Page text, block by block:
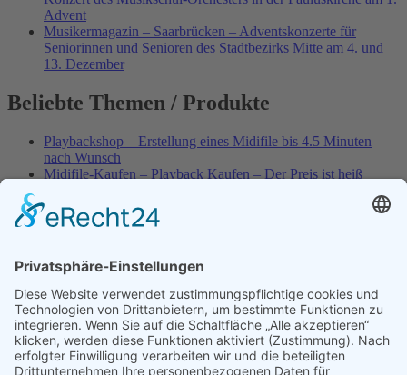
Advent
Musikermagazin – Saarbrücken – Adventskonzerte für
Seniorinnen und Senioren des Stadtbezirks Mitte am 4. und
13. Dezember
Beliebte Themen / Produkte
Playbackshop – Erstellung eines Midifile bis 4.5 Minuten
nach Wunsch
Midifile-Kaufen – Playback Kaufen – Der Preis ist heiß
Best of Karaoke – Roy Black – Playbacks – Absolute Rarität
World-of-Karaoke – Midifiles kaufen – Ich baue Dein
Playbackshop – Erstellung eines Wunschmidifile bis 3.5
Minuten
10 Spanische All-TIME Sommerhits als Karaoke-Playbacks –
Absolute Klassiker
Dein AKTUELLER Warenkorb
Playbackshop – Erstellung eines Wunschmidifile bis 3.0
Minuten